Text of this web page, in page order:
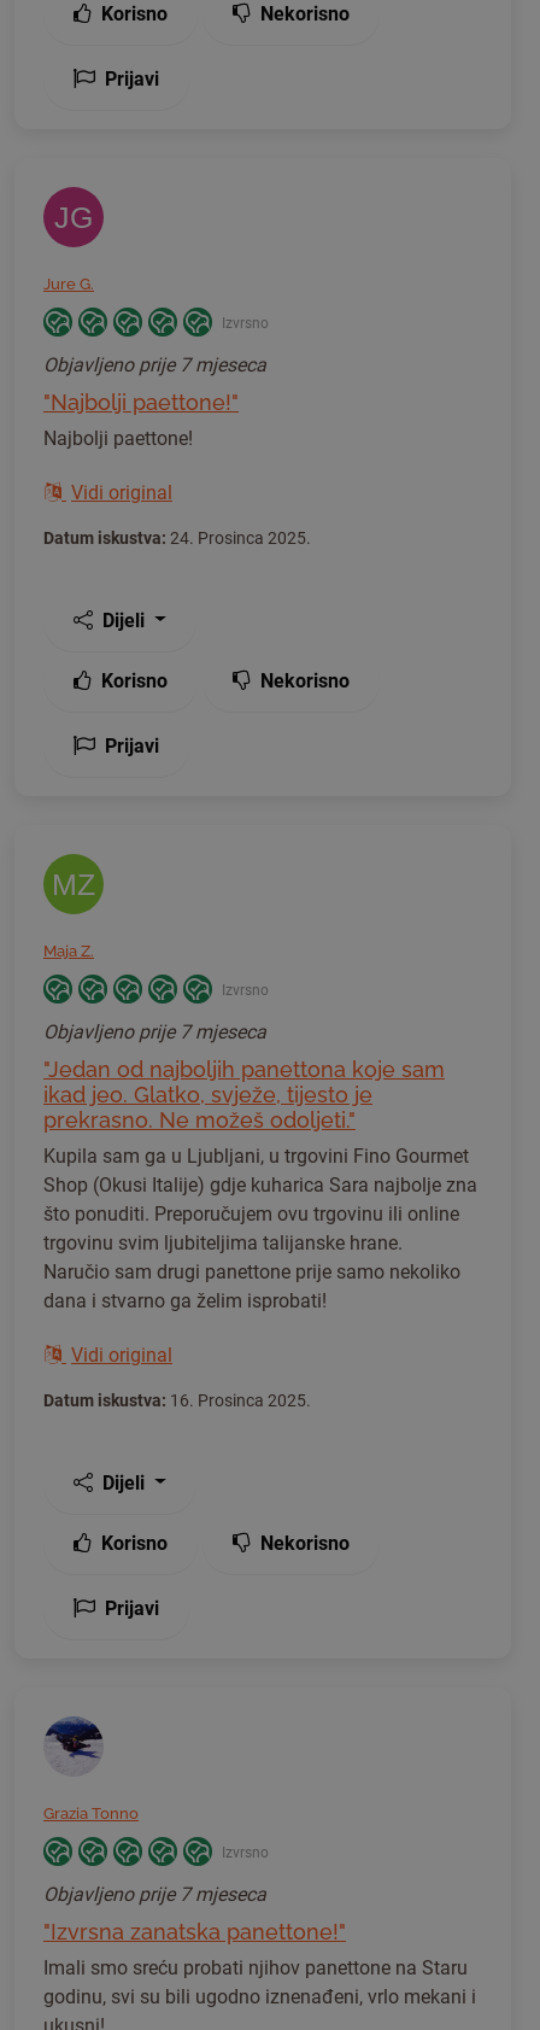
Korisno Nekorisno
Prijavi
JG
Jure G.
Izvrsno
Objavljeno prije 7 mjeseca
"Najbolji paettone!"
Najbolji paettone!
Vidi original
Datum iskustva: 24. Prosinca 2025.
Dijeli
Korisno Nekorisno
Prijavi
MZ
Maja Z.
Izvrsno
Objavljeno prije 7 mjeseca
"Jedan od najboljih panettona koje sam
ikad jeo. Glatko, svježe, tijesto je
prekrasno. Ne možeš odoljeti."
Kupila sam ga u Ljubljani, u trgovini Fino Gourmet
Shop (Okusi Italije) gdje kuharica Sara najbolje zna
što ponuditi. Preporučujem ovu trgovinu ili online
trgovinu svim ljubiteljima talijanske hrane.
Naručio sam drugi panettone prije samo nekoliko
dana i stvarno ga želim isprobati!
Vidi original
Datum iskustva: 16. Prosinca 2025.
Dijeli
Korisno Nekorisno
Prijavi
Grazia Tonno
Izvrsno
Objavljeno prije 7 mjeseca
"Izvrsna zanatska panettone!"
Imali smo sreću probati njihov panettone na Staru
godinu, svi su bili ugodno iznenađeni, vrlo mekani i
ukusni!